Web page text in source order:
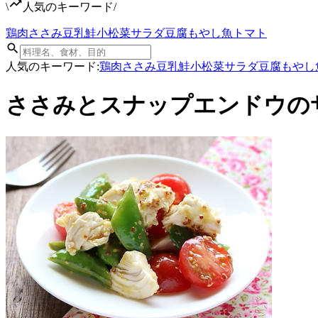
\ 人気のキーワード/
鶏肉ささみ豆乳鮭小松菜サラダ豆腐もやし魚 トマト
人気のキーワード:鶏肉ささみ豆乳鮭小松菜サラダ豆腐もやし
ささみとスナップエンドウの